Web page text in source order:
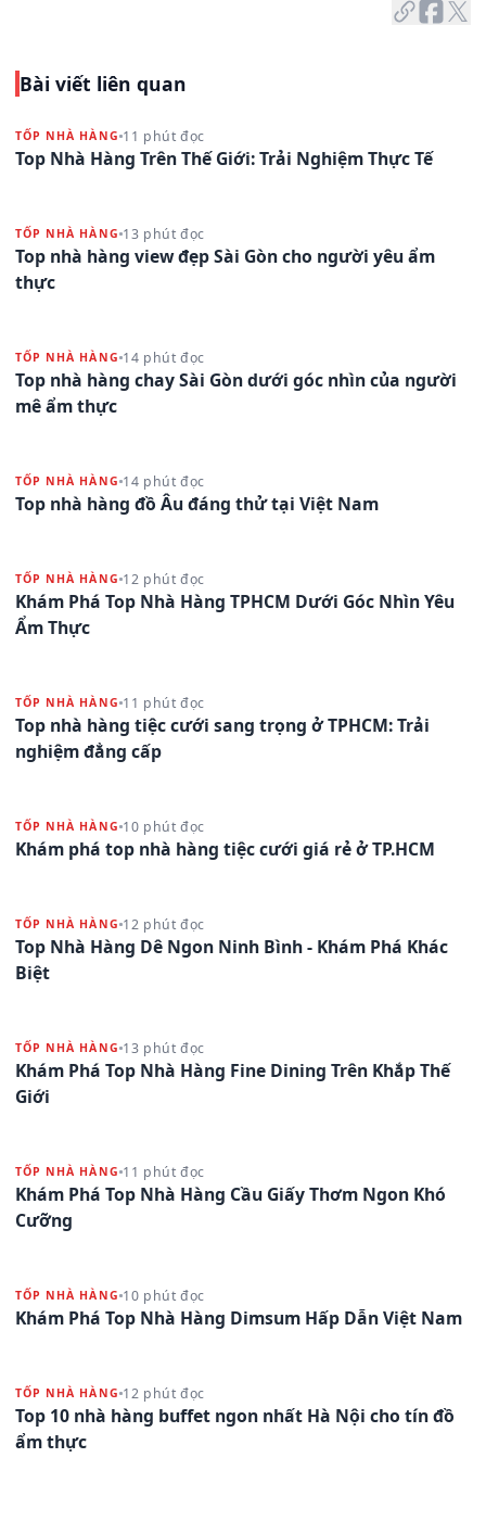
Bài viết liên quan
TỐP NHÀ HÀNG 11 phút đọc
Top Nhà Hàng Trên Thế Giới: Trải Nghiệm Thực Tế
TỐP NHÀ HÀNG 13 phút đọc
Top nhà hàng view đẹp Sài Gòn cho người yêu ẩm
thực
TỐP NHÀ HÀNG 14 phút đọc
Top nhà hàng chay Sài Gòn dưới góc nhìn của người
mê ẩm thực
TỐP NHÀ HÀNG 14 phút đọc
Top nhà hàng đồ Âu đáng thử tại Việt Nam
TỐP NHÀ HÀNG 12 phút đọc
Khám Phá Top Nhà Hàng TPHCM Dưới Góc Nhìn Yêu
Ẩm Thực
TỐP NHÀ HÀNG 11 phút đọc
Top nhà hàng tiệc cưới sang trọng ở TPHCM: Trải
nghiệm đẳng cấp
TỐP NHÀ HÀNG 10 phút đọc
Khám phá top nhà hàng tiệc cưới giá rẻ ở TP.HCM
TỐP NHÀ HÀNG 12 phút đọc
Top Nhà Hàng Dê Ngon Ninh Bình - Khám Phá Khác
Biệt
TỐP NHÀ HÀNG 13 phút đọc
Khám Phá Top Nhà Hàng Fine Dining Trên Khắp Thế
Giới
TỐP NHÀ HÀNG 11 phút đọc
Khám Phá Top Nhà Hàng Cầu Giấy Thơm Ngon Khó
Cưỡng
TỐP NHÀ HÀNG 10 phút đọc
Khám Phá Top Nhà Hàng Dimsum Hấp Dẫn Việt Nam
TỐP NHÀ HÀNG 12 phút đọc
Top 10 nhà hàng buffet ngon nhất Hà Nội cho tín đồ
ẩm thực